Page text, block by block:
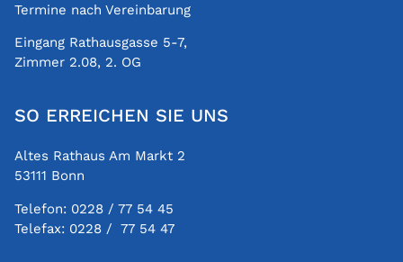
Termine nach Vereinbarung
Eingang Rathausgasse 5-7,
Zimmer 2.08, 2. OG
SO ERREICHEN SIE UNS
Altes Rathaus Am Markt 2
53111 Bonn
Telefon: 0228 / 77 54 45
Telefax: 0228 / 77 54 47